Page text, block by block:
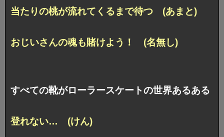
当たりの桃が流れてくるまで待つ (あまと)
おじいさんの魂も賭けよう！ (名無し)
すべての靴がローラースケートの世界あるある
登れない… (けん)